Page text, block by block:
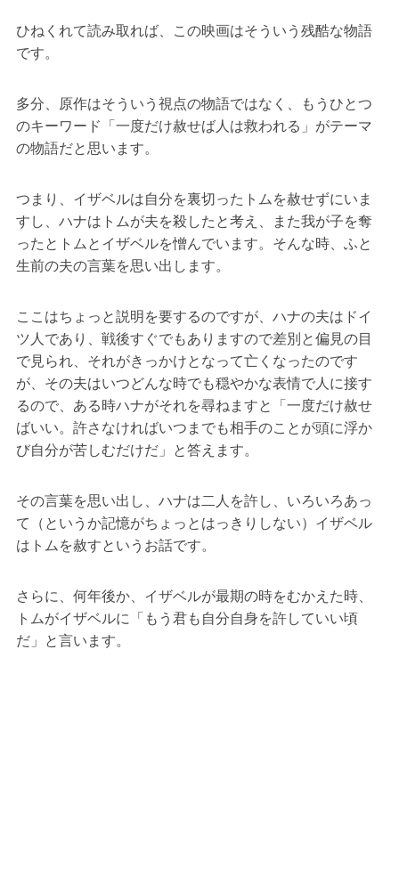
ひねくれて読み取れば、この映画はそういう残酷な物語
です。
多分、原作はそういう視点の物語ではなく、もうひとつ
のキーワード「一度だけ赦せば人は救われる」がテーマ
の物語だと思います。
つまり、イザベルは自分を裏切ったトムを赦せずにいま
すし、ハナはトムが夫を殺したと考え、また我が子を奪
ったとトムとイザベルを憎んでいます。そんな時、ふと
生前の夫の言葉を思い出します。
ここはちょっと説明を要するのですが、ハナの夫はドイ
ツ人であり、戦後すぐでもありますので差別と偏見の目
で見られ、それがきっかけとなって亡くなったのです
が、その夫はいつどんな時でも穏やかな表情で人に接す
るので、ある時ハナがそれを尋ねますと「一度だけ赦せ
ばいい。許さなければいつまでも相手のことが頭に浮か
び自分が苦しむだけだ」と答えます。
その言葉を思い出し、ハナは二人を許し、いろいろあっ
て（というか記憶がちょっとはっきりしない）イザベル
はトムを赦すというお話です。
さらに、何年後か、イザベルが最期の時をむかえた時、
トムがイザベルに「もう君も自分自身を許していい頃
だ」と言います。